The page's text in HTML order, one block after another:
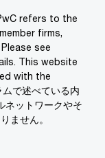
refers to the
firms,
see
This website
with the
で述べている内
ネットワークやそ
ません。